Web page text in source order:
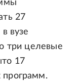
27
вузе
три целевые
17
программ.